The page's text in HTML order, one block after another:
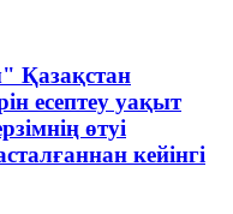
Қазақстан
есептеу уақыт
өтуі
кейінгі